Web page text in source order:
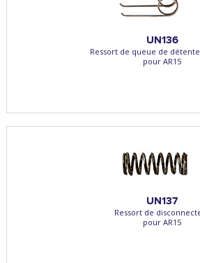
UN136
Ressort de queue de
pour AR15
UN137
Ressort de
pour AR15